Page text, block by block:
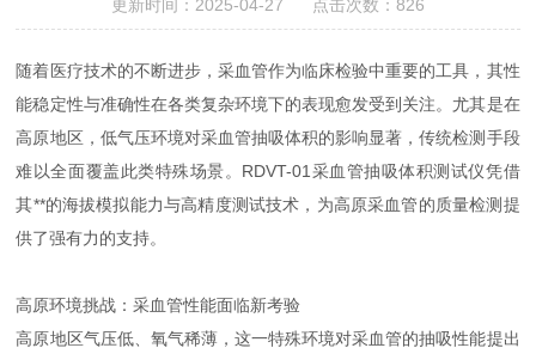
更新时间：2025-04-27 点击次数：826
随着医疗技术的不断进步，采血管作为临床检验中重要的工具，其性
能稳定性与准确性在各类复杂环境下的表现愈发受到关注。尤其是在
高原地区，低气压环境对采血管抽吸体积的影响显著，传统检测手段
难以全面覆盖此类特殊场景。RDVT-01采血管抽吸体积测试仪凭借
其**的海拔模拟能力与高精度测试技术，为高原采血管的质量检测提
供了强有力的支持。
高原环境挑战：采血管性能面临新考验
高原地区气压低、氧气稀薄，这一特殊环境对采血管的抽吸性能提出